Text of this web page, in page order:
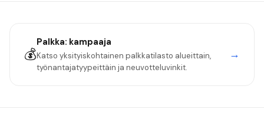
💰
Palkka: kampaaja
Katso yksityiskohtainen palkkatilasto alueittain,
työnantajatyypeittäin ja neuvotteluvinkit.
→